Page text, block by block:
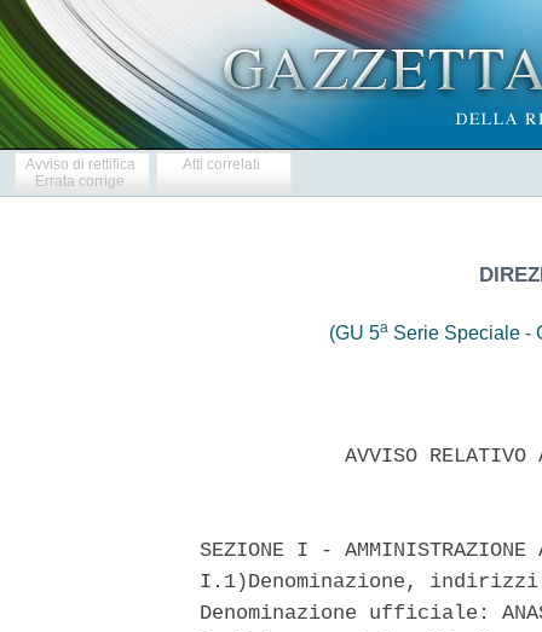
Avviso di rettifica
Errata corrige
Atti correlati
(GU 5a Serie Speciale -
AVVISO
SEZIONE I -
I.1)Denominazione,
Denominazione ufficiale: